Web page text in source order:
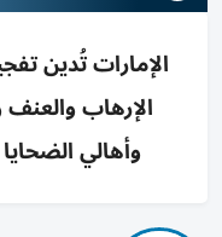
الإمارات تُدين
الإرهاب
وأهالي